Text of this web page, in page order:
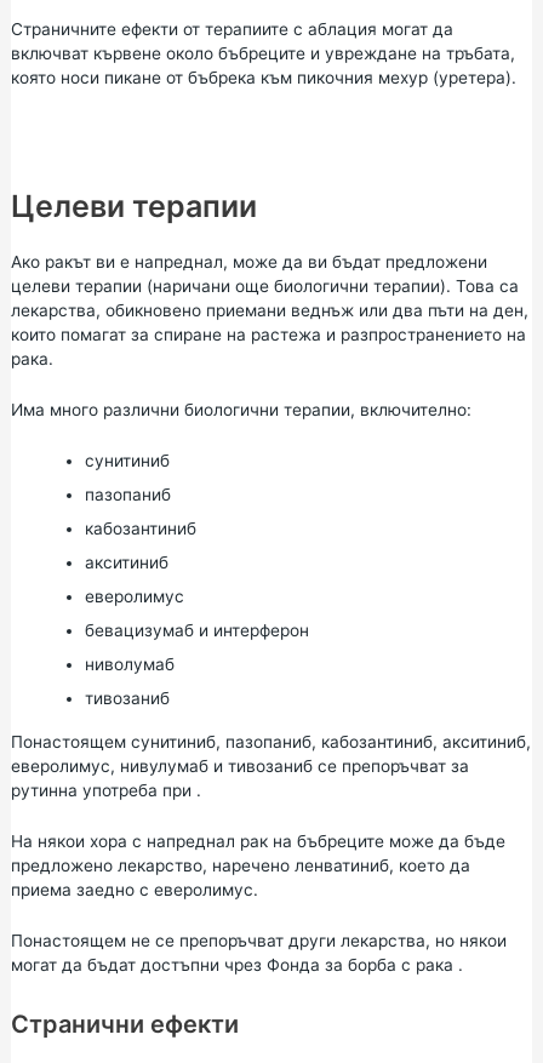
Страничните ефекти от терапиите с аблация могат да
включват кървене около бъбреците и увреждане на тръбата,
която носи пикане от бъбрека към пикочния мехур (уретера).
Целеви терапии
Ако ракът ви е напреднал, може да ви бъдат предложени
целеви терапии (наричани още биологични терапии). Това са
лекарства, обикновено приемани веднъж или два пъти на ден,
които помагат за спиране на растежа и разпространението на
рака.
Има много различни биологични терапии, включително:
сунитиниб
пазопаниб
кабозантиниб
акситиниб
еверолимус
бевацизумаб и интерферон
ниволумаб
тивозаниб
Понастоящем сунитиниб, пазопаниб, кабозантиниб, акситиниб,
еверолимус, нивулумаб и тивозаниб се препоръчват за
рутинна употреба при .
На някои хора с напреднал рак на бъбреците може да бъде
предложено лекарство, наречено ленватиниб, което да
приема заедно с еверолимус.
Понастоящем не се препоръчват други лекарства, но някои
могат да бъдат достъпни чрез Фонда за борба с рака .
Странични ефекти